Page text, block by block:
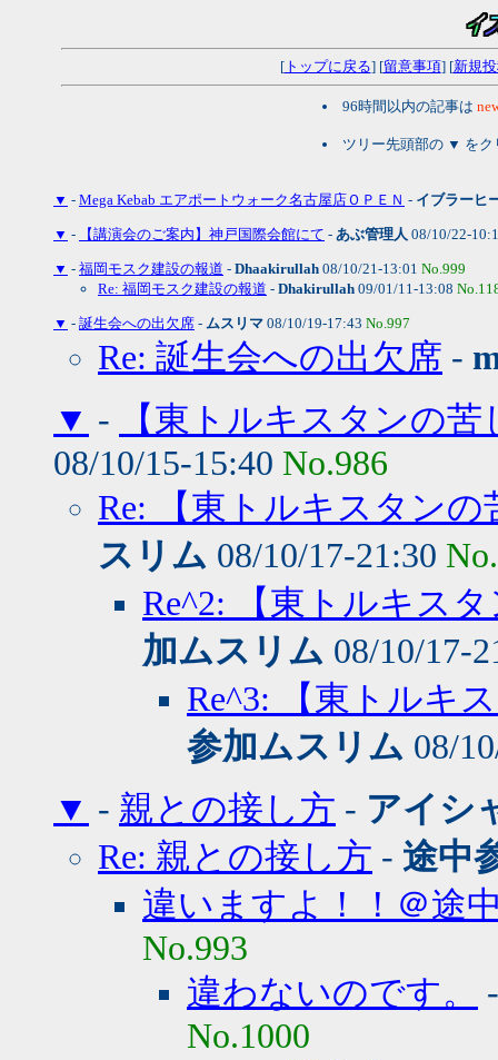
[トップに戻る] [留意事項] [新規
96時間以内の記事は
ツリー先頭部の ▼ をク
▼ - Mega Kebab エアポートウォーク名古屋店ＯＰＥＮ - イブラーヒ
▼ - 【講演会のご案内】神戸国際会館にて - あぶ管理人 08/10/22-
▼ - 福岡モスク建設の報道 - Dhaakirullah 08/10/21-13:01 No.999
Re: 福岡モスク建設の報道 - Dhakirullah 09/01/11-13:08
▼ - 誕生会への出欠席 - ムスリマ 08/10/19-17:43 No.997
Re: 誕生会への出欠席 -
▼ -
【東トルキスタンの
08/10/15-15:40 No.986
Re: 【東トルキスタン
スリム 08/10/17-21:30
Re^2: 【東トルキス
加ムスリム 08/10/17-
Re^3: 【東トルキ
参加ムスリム 08/
▼ - 親との接し方 - アイシ
Re: 親との接し方 - 途中
違いますよ！！＠途
No.993
違わないのです。
No.1000